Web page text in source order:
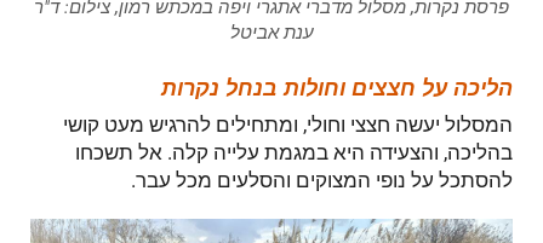
פרסת נקרות, מסלול מדברי אתגרי ויפה במכתש רמון, צילום: ד"ר
ענת אביטל
הליכה על חצצים וחולות בנחל נקרות
המסלול יעשה חצצי וחולי, ומתחילים להרגיש מעט קושי
בהליכה, והצעידה היא במגמת עלייה קלה. אל תשכחו
להסתכל על נופי המצוקים והסלעים מכל עבר.